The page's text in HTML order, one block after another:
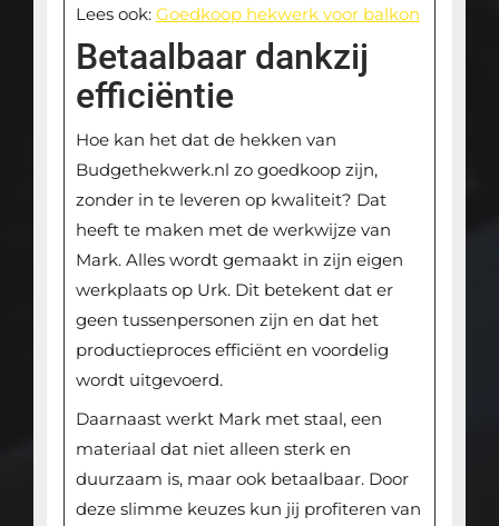
Lees ook: Goedkoop hekwerk voor balkon
Betaalbaar dankzij
efficiëntie
Hoe kan het dat de hekken van
Budgethekwerk.nl zo goedkoop zijn,
zonder in te leveren op kwaliteit? Dat
heeft te maken met de werkwijze van
Mark. Alles wordt gemaakt in zijn eigen
werkplaats op Urk. Dit betekent dat er
geen tussenpersonen zijn en dat het
productieproces efficiënt en voordelig
wordt uitgevoerd.
Daarnaast werkt Mark met staal, een
materiaal dat niet alleen sterk en
duurzaam is, maar ook betaalbaar. Door
deze slimme keuzes kun jij profiteren van